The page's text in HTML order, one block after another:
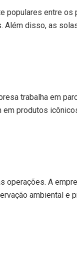
populares entre os
disso, as
trabalha em
produtos
operações. A
ambiental e